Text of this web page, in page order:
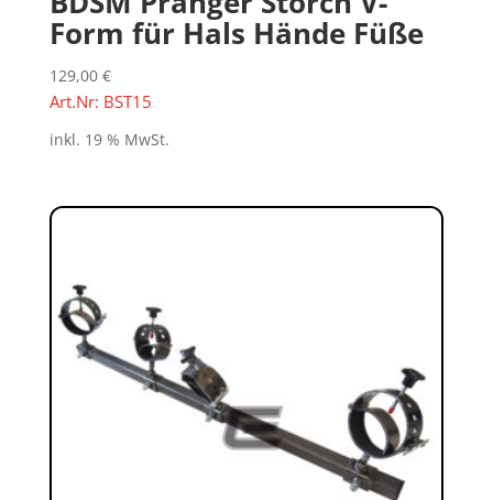
Form für Hals Hände Füße
129,00 €
Art.Nr: BST15
inkl. 19 % MwSt.